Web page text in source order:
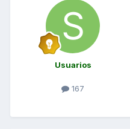
Usuarios
167